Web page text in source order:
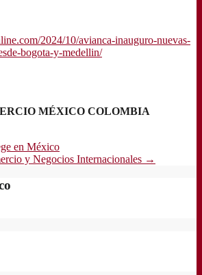
2024/10/avianca-inauguro-nuevas-
bogota-y-medellin/
MÉXICO COLOMBIA
en México
y Negocios Internacionales →